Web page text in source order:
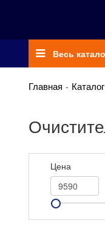
Весь
Главная Каталог
Цена